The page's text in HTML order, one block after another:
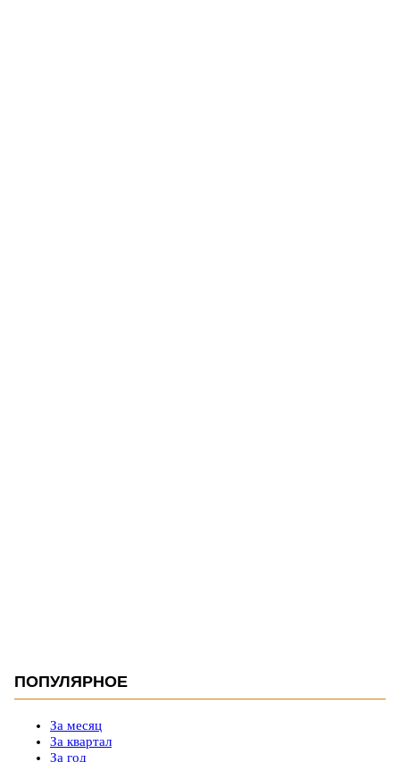
ПОПУЛЯРНОЕ
За месяц
За квартал
За год